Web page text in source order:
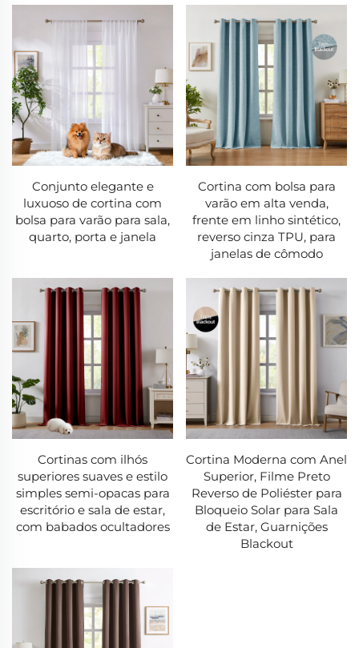
impecável
3. Cortinas Leves
Eleve o seu espaço com elegância etérea:
-Bordas acabadas à mão para detalhes luxuosos
-Formulações personalizadas para dobras perfeitas
-Tecidos com estabilização UV resistem ao
-Opções resistentes à umidade para climas úmidos
4. Cortinas de Banheiro
Soluções inovadoras para ambientes úmidos:
-Tratamentos de tecido resistentes a mofo
-Tecnologia de secagem rápida (seca 3x mais rápido
que o padrão)
-Ilhós reforçados para maior durabilidade
-Opções com revestimento antibacteriano
Superioridade Técnica
1. Tecnologia de Tecido Inteligente
-Materiais de mudança de fase para regulação térmica
-Tratamentos fotocatalíticos autolimpantes
2. Fabricação com Precisão
-Modelagem 3D para ajuste perfeito
-Rastreamento por RFID para controle de qualidade
Conjunto elegante e
luxuoso de cortina com
bolsa para varão para sala,
quarto, porta e janela
Cortina com bolsa para
varão em alta venda,
frente em linho sintético,
reverso cinza TPU, para
janelas de cômodo
Cortinas com ilhós
superiores suaves e estilo
simples semi-opacas para
escritório e sala de estar,
com babados ocultadores
Cortina Moderna com Anel
Superior, Filme Preto
Reverso de Poliéster para
Bloqueio Solar para Sala
de Estar, Guarnições
Blackout